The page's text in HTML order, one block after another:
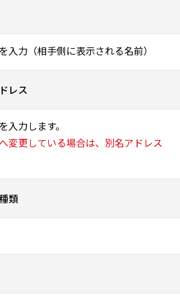
入力（相手側に表示される名前）
レス
入力します。
変更している場合は、別名アドレス
類